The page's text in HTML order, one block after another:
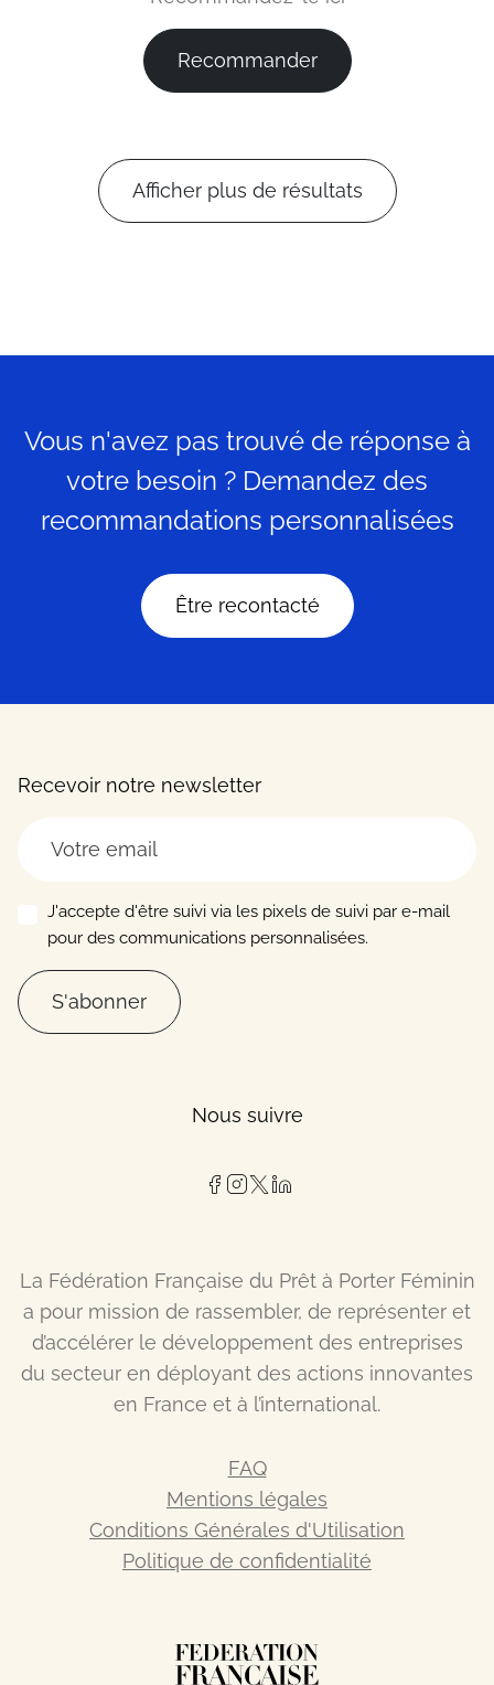
Recommander
Afficher plus de résultats
Vous n'avez pas trouvé de réponse à
votre besoin ? Demandez des
recommandations personnalisées
Être recontacté
Recevoir notre newsletter
J'accepte d'être suivi via les pixels de suivi par e-mail
pour des communications personnalisées.
S'abonner
Nous suivre
La Fédération Française du Prêt à Porter Féminin
a pour mission de rassembler, de représenter et
d’accélérer le développement des entreprises
du secteur en déployant des actions innovantes
en France et à l’international.
FAQ
Mentions légales
Conditions Générales d'Utilisation
Politique de confidentialité